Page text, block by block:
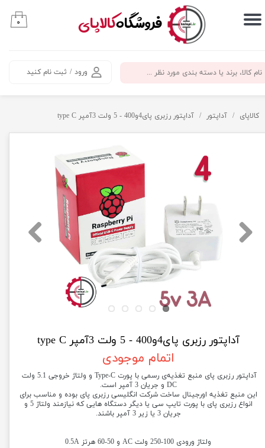
​فروشگاهکالاپای
ورود / ثبت نام کنید
حساب کاربری من
سفارشات
۰
کالاپای آداپتور آداپتور رزبری پای4و400 - 5 ولت 3آمپر type C
آداپتور رزبری پای4و400 - 5 ولت 3آمپر type C
اتمام موجودی
آداپتور رزبری پای منبع تغذیه‌ی رسمی با پورت Type-C و ولتاژ خروجی 5.1 ولت
DC و جریان 3 آمپر است.
این منبع تغذیه اورجینال ساخت شرکت انگلیسی رزبری پای بوده و مناسب برای
انواع رزبری پای با پورت تایپ سی یا دیگر دستگاه هایی که نیازمند ولتاژ 5 و
جریان 3 یا زیر 3 آمپر باشند.
ولتاژ ورودی 100-250 ولت AC و 50-60 هرتز 0.5A